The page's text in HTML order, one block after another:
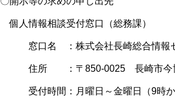
個人情報相談受付窓口（総務課）
窓口名 ：株式会社長崎総合情報セ
住所 ：〒850-0025 長崎市今博
受付時間：月曜日～金曜日（9時か